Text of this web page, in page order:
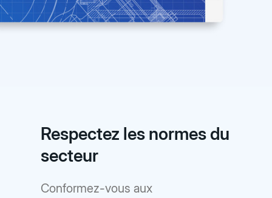
Respectez les normes du
secteur
Conformez-vous aux